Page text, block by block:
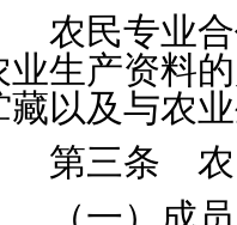
民专业合
业生产资料
藏以及与农
三条 农民